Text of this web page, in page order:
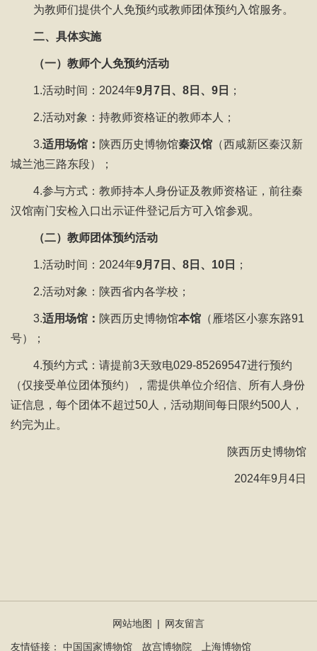
为教师们提供个人免预约或教师团体预约入馆服务。
二、具体实施
（一）教师个人免预约活动
1.活动时间：2024年9月7日、8日、9日 ；
2.活动对象：持教师资格证的教师本人；
3.适用场馆： 陕西历史博物馆秦汉馆 （西咸新区秦汉新
城兰池三路东段）；
4.参与方式：教师持本人身份证及教师资格证，前往秦
汉馆南门安检入口出示证件登记后方可入馆参观。
（二）教师团体预约活动
1.活动时间：2024年9月7日、8日、10日 ；
2.活动对象：陕西省内各学校；
3.适用场馆： 陕西历史博物馆本馆 （雁塔区小寨东路91
号）；
4.预约方式：请提前3天致电029-85269547进行预约
（仅接受单位团体预约），需提供单位介绍信、所有人身份
证信息，每个团体不超过50人，活动期间每日限约500人，
约完为止。
陕西历史博物馆
2024年9月4日
网站地图 | 网友留言
友情链接： 中国国家博物馆 故宫博物院 上海博物馆